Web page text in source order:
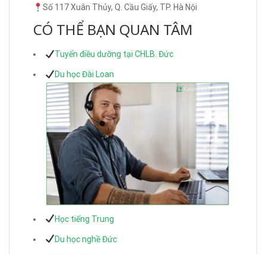
Số 117 Xuân Thủy, Q. Cầu Giấy, TP. Hà Nội
CÓ THỂ BẠN QUAN TÂM
Tuyển điều dưỡng tại CHLB. Đức
Du học Đài Loan
Học tiếng Trung
Du học nghề Đức